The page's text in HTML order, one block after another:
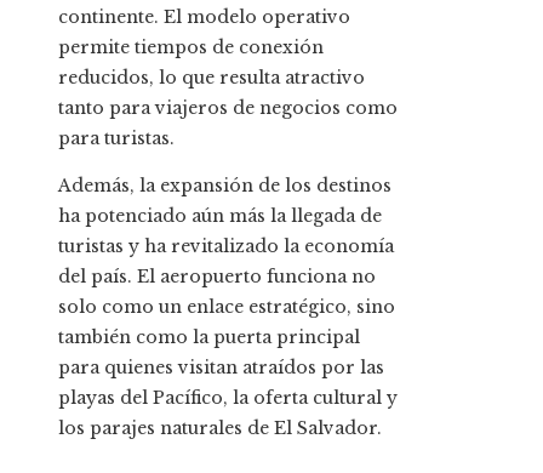
continente. El modelo operativo
permite tiempos de conexión
reducidos, lo que resulta atractivo
tanto para viajeros de negocios como
para turistas.
Además, la expansión de los destinos
ha potenciado aún más la llegada de
turistas y ha revitalizado la economía
del país. El aeropuerto funciona no
solo como un enlace estratégico, sino
también como la puerta principal
para quienes visitan atraídos por las
playas del Pacífico, la oferta cultural y
los parajes naturales de El Salvador.